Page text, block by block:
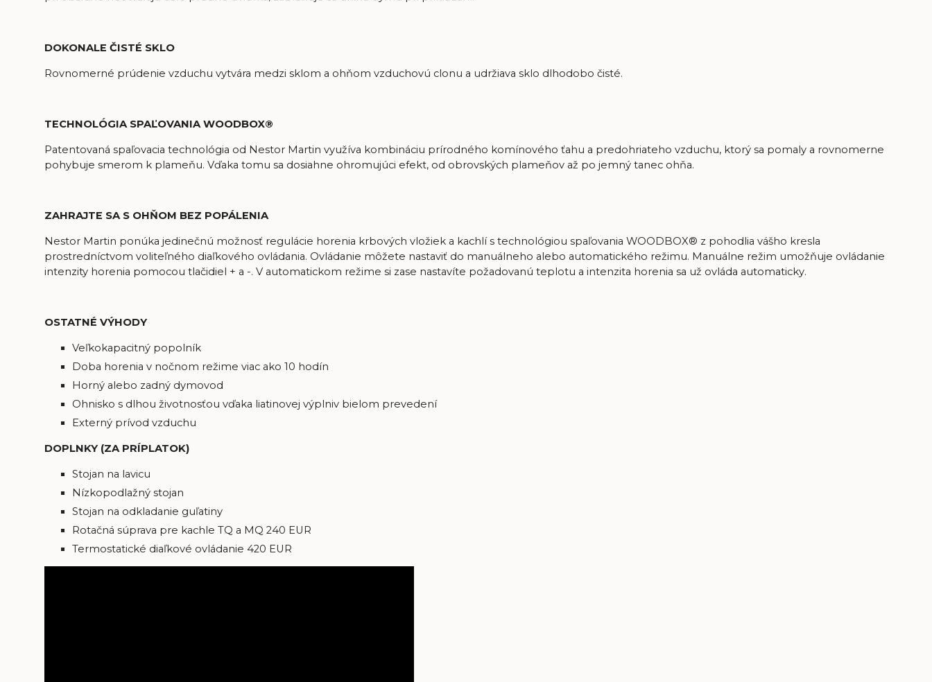
DOKONALE ČISTÉ SKLO
Rovnomerné prúdenie vzduchu vytvára medzi sklom a ohňom vzduchovú clonu a udržiava sklo dlhodobo čisté.
TECHNOLÓGIA SPAĽOVANIA WOODBOX®
Patentovaná spaľovacia technológia od Nestor Martin využíva kombináciu prírodného komínového ťahu a predohriateho vzduchu, ktorý sa pomaly a rovnomerne
pohybuje smerom k plameňu. Vďaka tomu sa dosiahne ohromujúci efekt, od obrovských plameňov až po jemný tanec ohňa.
ZAHRAJTE SA S OHŇOM BEZ POPÁLENIA
Nestor Martin ponúka jedinečnú možnosť regulácie horenia krbových vložiek a kachlí s technológiou spaľovania WOODBOX® z pohodlia vášho kresla
prostredníctvom voliteľného diaľkového ovládania. Ovládanie môžete nastaviť do manuálneho alebo automatického režimu. Manuálne režim umožňuje ovládanie
intenzity horenia pomocou tlačidiel + a -. V automatickom režime si zase nastavíte požadovanú teplotu a intenzita horenia sa už ovláda automaticky.
OSTATNÉ VÝHODY
Veľkokapacitný popolník
Doba horenia v nočnom režime viac ako 10 hodín
Horný alebo zadný dymovod
Ohnisko s dlhou životnosťou vďaka liatinovej výplniv bielom prevedení
Externý prívod vzduchu
DOPLNKY (ZA PRÍPLATOK)
Stojan na lavicu
Nízkopodlažný stojan
Stojan na odkladanie guľatiny
Rotačná súprava pre kachle TQ a MQ 240 EUR
Termostatické diaľkové ovládanie 420 EUR